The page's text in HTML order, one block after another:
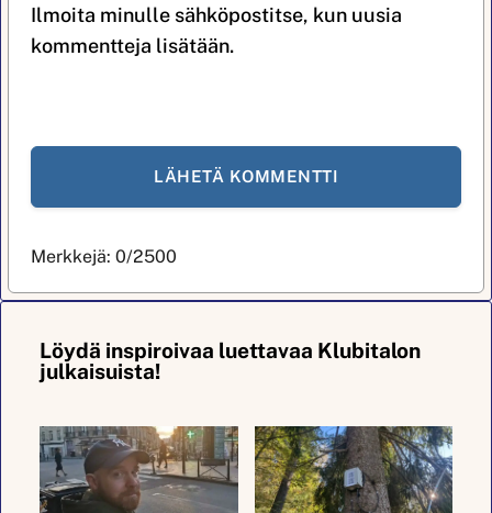
Ilmoita minulle sähköpostitse, kun uusia
kommentteja lisätään.
Merkkejä:0/2500
Löydä inspiroivaa luettavaa Klubitalon
julkaisuista!